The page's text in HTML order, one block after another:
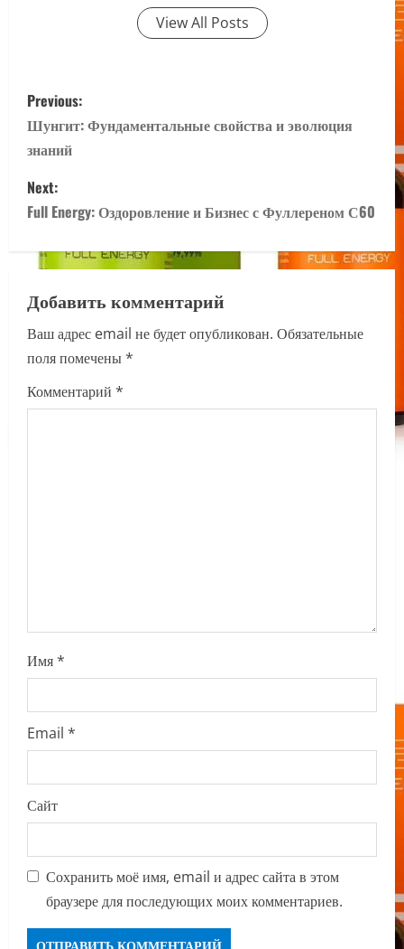
View All Posts
P
o
s
t
n
a
v
i
g
Previous:
Шунгит: Фундаментальные свойства и эволюция
знаний
Next:
Full Energy: Оздоровление и Бизнес с Фуллереном С60
Добавить комментарий
Ваш адрес email не будет опубликован. Обязательные
поля помечены*
Комментарий *
Имя*
Email *
Сайт
Сохранить моё имя, email и адрес сайта в этом
браузере для последующих моих комментариев.